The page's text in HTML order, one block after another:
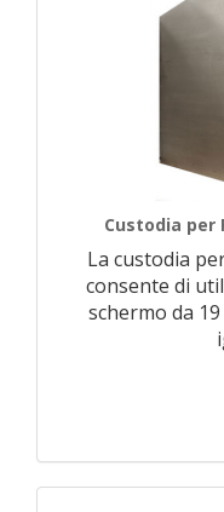
Custodia per
La custodia
consente di
schermo da